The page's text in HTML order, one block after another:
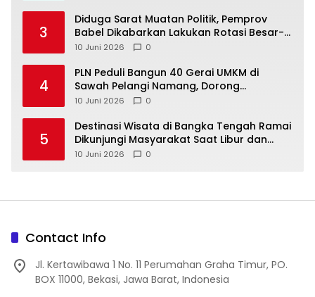
3
‎Diduga Sarat Muatan Politik, Pemprov
Babel Dikabarkan Lakukan Rotasi Besar-
10 Juni 2026 0
4
‎PLN Peduli Bangun 40 Gerai UMKM di
Sawah Pelangi Namang, Dorong
10 Juni 2026 0
5
‎Destinasi Wisata di Bangka Tengah Ramai
Dikunjungi Masyarakat Saat Libur dan
Akhir Pekan
10 Juni 2026 0
Contact Info
Jl. Kertawibawa 1 No. 11 Perumahan Graha Timur, PO.
BOX 11000, Bekasi, Jawa Barat, Indonesia